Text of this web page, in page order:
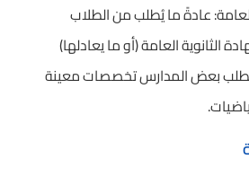
عادةً ما يُطلب من الطلاب
الثانوية العامة (أو ما يعادلها)
بعض المدارس تخصصات معينة